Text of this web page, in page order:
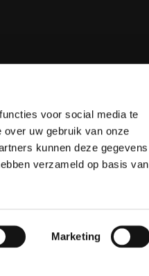
voor social media te
uw gebruik van onze
kunnen deze gegevens
verzameld op basis van
Marketing